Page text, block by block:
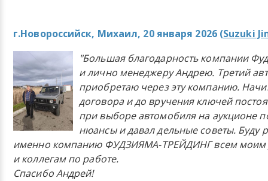
г.Новороссийск, Михаил, 20 января 2026 (Suzuki
"Большая благодарность компании
и лично менеджеру Андрею. Третий
приобретаю через эту компанию.
договора и до вручения ключей
при выборе автомобиля на аукционе
нюансы и давал дельные советы. Буду
именно компанию ФУДЗИЯМА-ТРЕЙДИНГ всем моим
и коллегам по работе.
Спасибо Андрей!